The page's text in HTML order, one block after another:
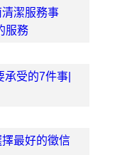
潔服務事
服務
承受的7件事|
最好的徵信